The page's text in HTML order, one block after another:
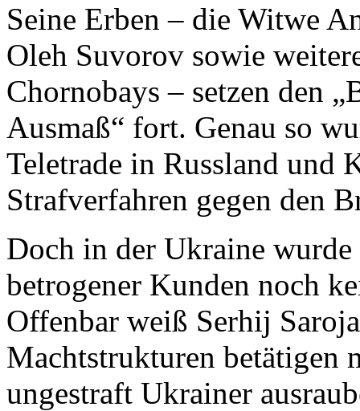
Seine Erben – die Witwe
Oleh Suvorov sowie
Chornobays – setzen den
Ausmaß“ fort. Genau so
Teletrade in Russland und
Strafverfahren gegen den
Doch in der Ukraine
betrogener Kunden noch
Offenbar weiß Serhij
Machtstrukturen betätigen
ungestraft Ukrainer